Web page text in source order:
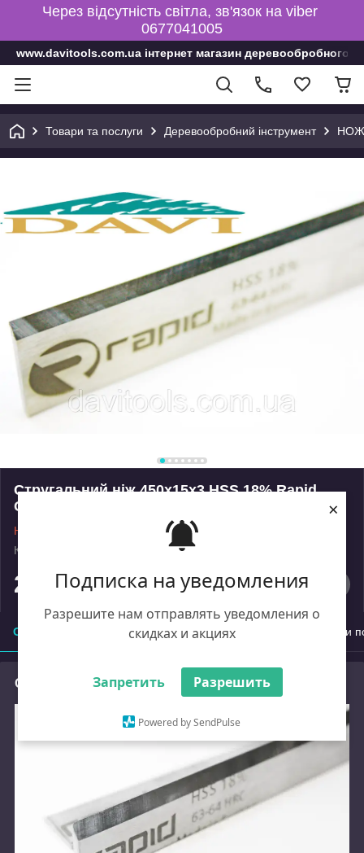
Подписка на уведомления
Разрешите нам отправлять уведомления о
скидках и акциях
Запретить Разрешить
Powered by SendPulse
×
Через відсутність світла, зв'язок на viber
0677041005
www.davitools.com.ua інтернет магазин деревообробного
Товари та послуги Деревообробний інструмент
Стругальний ніж 450х15х3 HSS 18% Rapid
Germany
Немає в наявності
Код: 2578
2 420₴
Опис Характеристики Доставка Умови
Опис